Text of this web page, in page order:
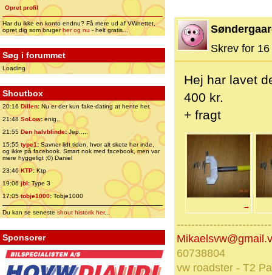
Opret profil
Har du ikke en konto endnu? Få mere ud af VWnettet,
opret dig som brugerher og nu - helt gratis...
Søg i forummet
Loading
Shoutbox
20:16 Dillen: Nu er der kun fake-dating at hente her.
21:48 SoLow:enig..
21:55 Den halvblinde:Jep.....
15:55 type1:Savner lidt tiden, hvor alt skete her inde,
og ikke på facebook. Smart nok med facebook, men var
mere hyggeligt ;0) Daniel
23:46 KTP:Ktp
19:06jbl:Type 3
17:05tobje1000: Tobje1000
Du kan se senesteshout historik her...
Sponsorer
Skrev for
Hej har lavet
400 kr.
+ fragt
→
60738804
vw roadster - T2